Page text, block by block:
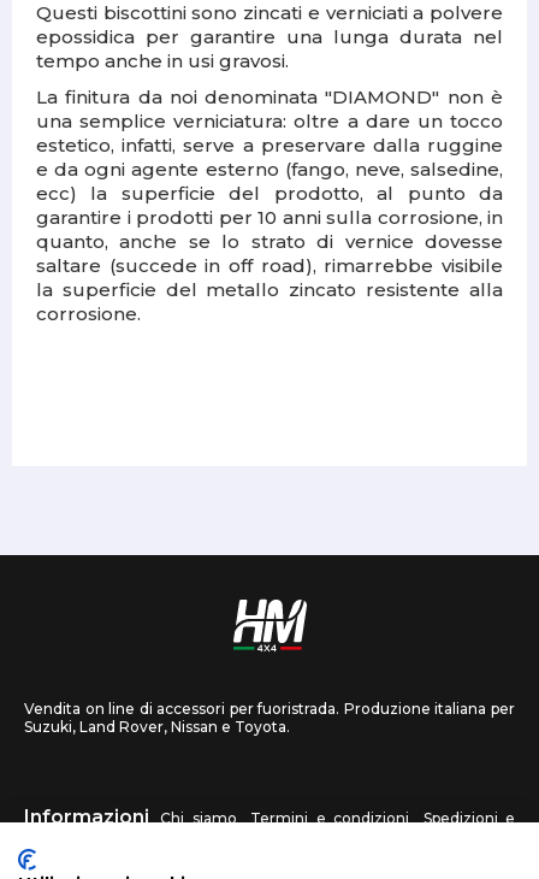
Questi biscottini sono zincati e verniciati a polvere
epossidica per garantire una lunga durata nel
tempo anche in usi gravosi.
La finitura da noi denominata "DIAMOND" non è
una semplice verniciatura: oltre a dare un tocco
estetico, infatti, serve a preservare dalla ruggine
e da ogni agente esterno (fango, neve, salsedine,
ecc) la superficie del prodotto, al punto da
garantire i prodotti per 10 anni sulla corrosione, in
quanto, anche se lo strato di vernice dovesse
saltare (succede in off road), rimarrebbe visibile
la superficie del metallo zincato resistente alla
corrosione.
Vendita on line di accessori per fuoristrada. Produzione italiana per
Suzuki, Land Rover, Nissan e Toyota.
Informazioni Chi siamo Termini e condizioni
Spedizioni e
recessi